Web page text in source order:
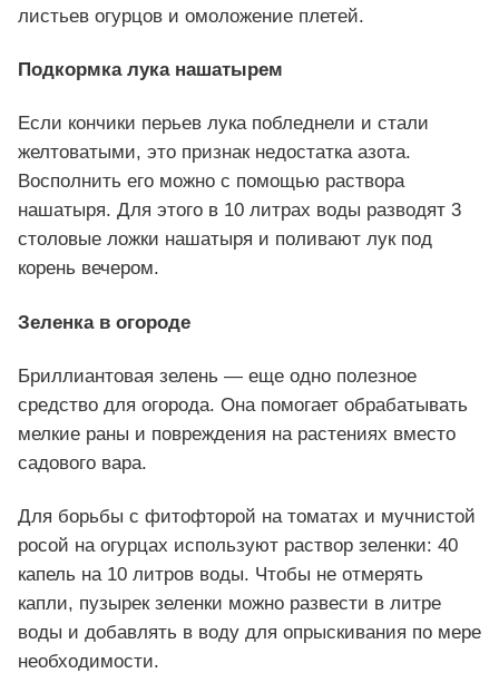
листьев огурцов и омоложение плетей.
Подкормка лука нашатырем
Если кончики перьев лука побледнели и стали
желтоватыми, это признак недостатка азота.
Восполнить его можно с помощью раствора
нашатыря. Для этого в 10 литрах воды разводят 3
столовые ложки нашатыря и поливают лук под
корень вечером.
Зеленка в огороде
Бриллиантовая зелень — еще одно полезное
средство для огорода. Она помогает обрабатывать
мелкие раны и повреждения на растениях вместо
садового вара.
Для борьбы с фитофторой на томатах и мучнистой
росой на огурцах используют раствор зеленки: 40
капель на 10 литров воды. Чтобы не отмерять
капли, пузырек зеленки можно развести в литре
воды и добавлять в воду для опрыскивания по мере
необходимости.